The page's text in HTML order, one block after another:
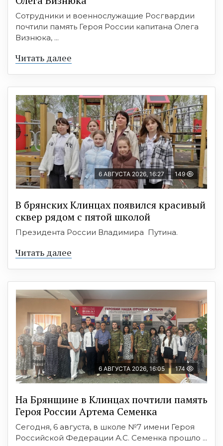
Сотрудники и военнослужащие Росгвардии
почтили память Героя России капитана Олега
Визнюка, ...
Читать далее
6 АВГУСТА 2026, 16:27 149
В брянских Клинцах появился красивый
сквер рядом с пятой школой
Президента России Владимира Путина.
Читать далее
6 АВГУСТА 2026, 16:05 174
На Брянщине в Клинцах почтили память
Героя России Артема Семенка
Сегодня, 6 августа, в школе №7 имени Героя
Российской Федерации А.С. Семенка прошло ...